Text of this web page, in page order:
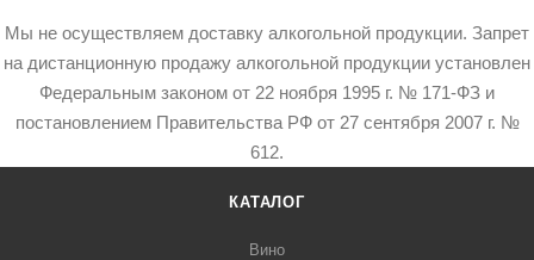
Мы не осуществляем доставку алкогольной продукции. Запрет
на дистанционную продажу алкогольной продукции установлен
Федеральным законом от 22 ноября 1995 г. № 171-ФЗ и
постановлением Правительства РФ от 27 сентября 2007 г. №
612.
КАТАЛОГ
Вино